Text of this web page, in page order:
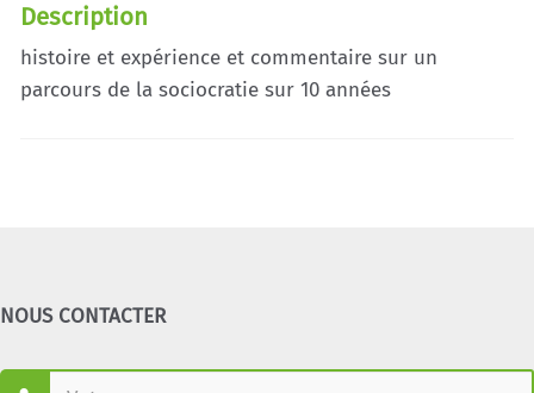
Description
histoire et expérience et commentaire sur un
parcours de la sociocratie sur 10 années
NOUS CONTACTER